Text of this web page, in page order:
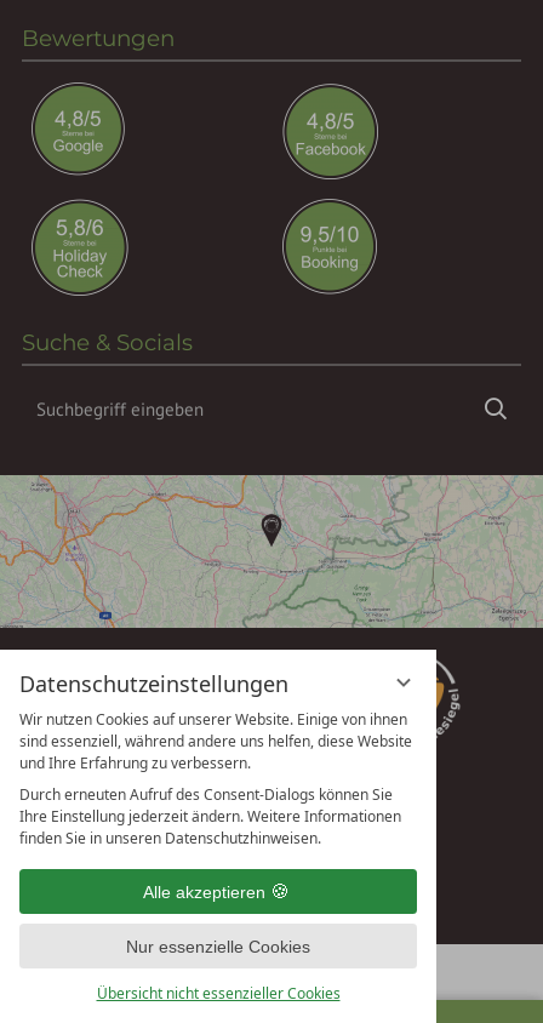
Datenschutzeinstellungen
Wir nutzen Cookies auf unserer Website. Einige von ihnen
sind essenziell, während andere uns helfen, diese Website
und Ihre Erfahrung zu verbessern.
Durch erneuten Aufruf des Consent-Dialogs können Sie
Ihre Einstellung jederzeit ändern. Weitere Informationen
finden Sie in unseren Datenschutzhinweisen.
Alle akzeptieren
Nur essenzielle Cookies
Übersicht nicht essenzieller Cookies
Bewertungen
Suche & Socials
Suchbegriff
vioma GmbH